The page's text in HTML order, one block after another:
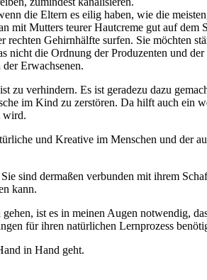
die Eltern es eilig haben, wie die
mit Mutters teurer Hautcreme gut auf dem
Gehirnhälfte surfen. Sie möchten
nicht die Ordnung der Produzenten und der
Erwachsenen.
zu verhindern. Es ist geradezu dazu
im Kind zu zerstören. Da hilft auch ein
wird.
und Kreative im Menschen und der
sind dermaßen verbunden mit ihrem
kann.
ist es in meinen Augen notwendig,
für ihren natürlichen Lernprozess
in Hand geht.